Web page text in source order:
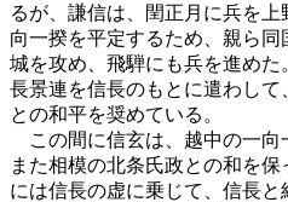
るが、謙信は、閏正月に兵を
向一揆を平定するため、親ら
城を攻め、飛騨にも兵を進め
長景連を信長のもとに遣わし
との和平を奨めている。
この間に信玄は、越中の一向
また相模の北条氏政との和を
には信長の虚に乗じて、信長